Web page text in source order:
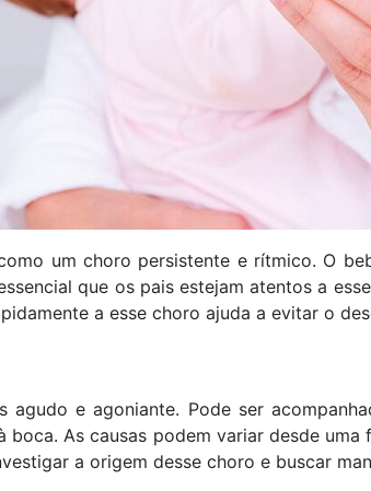
um choro persistente e rítmico. O
que os pais estejam atentos a
a esse choro ajuda a evitar o
e agoniante. Pode ser
boca. As causas podem variar desde
a origem desse choro e buscar